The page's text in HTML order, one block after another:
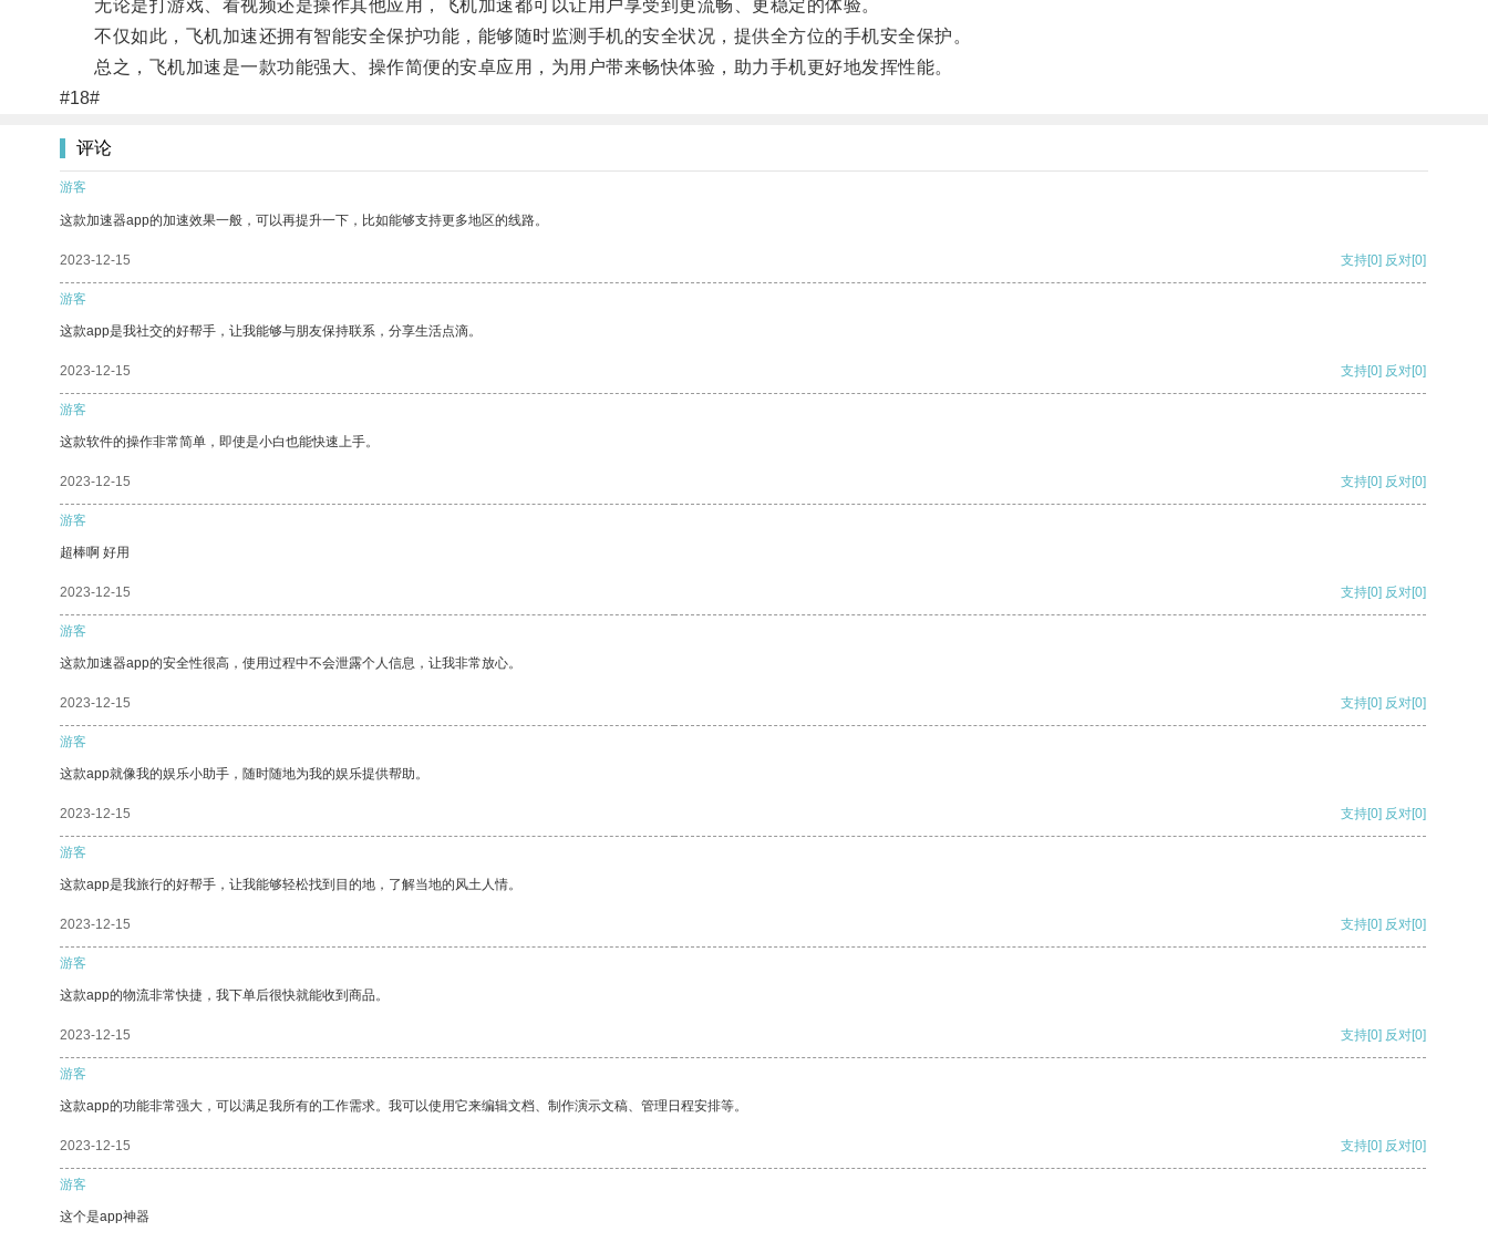
无论是打游戏、看视频还是操作其他应用，飞机加速都可以让用户享受到更流畅、更稳定的体验。
不仅如此，飞机加速还拥有智能安全保护功能，能够随时监测手机的安全状况，提供全方位的手机安全保护。
总之，飞机加速是一款功能强大、操作简便的安卓应用，为用户带来畅快体验，助力手机更好地发挥性能。
#18#
评论
游客
这款加速器app的加速效果一般，可以再提升一下，比如能够支持更多地区的线路。
2023-12-15 支持[0] 反对[0]
游客
这款app是我社交的好帮手，让我能够与朋友保持联系，分享生活点滴。
2023-12-15 支持[0] 反对[0]
游客
这款软件的操作非常简单，即使是小白也能快速上手。
2023-12-15 支持[0] 反对[0]
游客
超棒啊 好用
2023-12-15 支持[0] 反对[0]
游客
这款加速器app的安全性很高，使用过程中不会泄露个人信息，让我非常放心。
2023-12-15 支持[0] 反对[0]
游客
这款app就像我的娱乐小助手，随时随地为我的娱乐提供帮助。
2023-12-15 支持[0] 反对[0]
游客
这款app是我旅行的好帮手，让我能够轻松找到目的地，了解当地的风土人情。
2023-12-15 支持[0] 反对[0]
游客
这款app的物流非常快捷，我下单后很快就能收到商品。
2023-12-15 支持[0] 反对[0]
游客
这款app的功能非常强大，可以满足我所有的工作需求。我可以使用它来编辑文档、制作演示文稿、管理日程安排等。
2023-12-15 支持[0] 反对[0]
游客
这个是app神器